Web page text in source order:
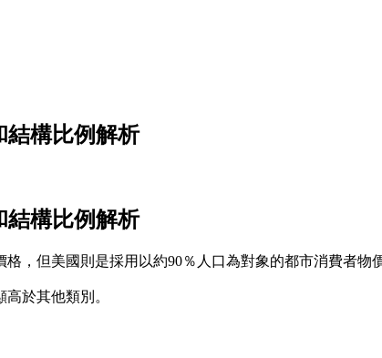
結構比例解析
結構比例解析
但美國則是採用以約90％人口為對象的都市消費者物價
於其他類別。